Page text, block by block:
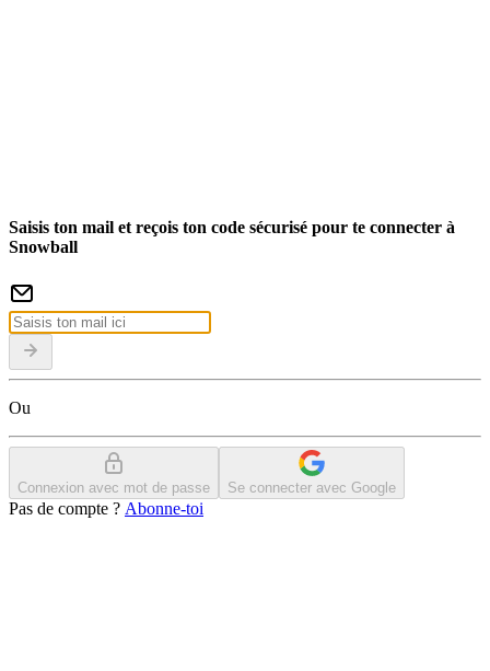
Saisis ton mail et reçois ton code sécurisé pour te connecter à
Snowball
Ou
Connexion avec mot de passe Se connecter avec Google
Pas de compte ? Abonne-toi